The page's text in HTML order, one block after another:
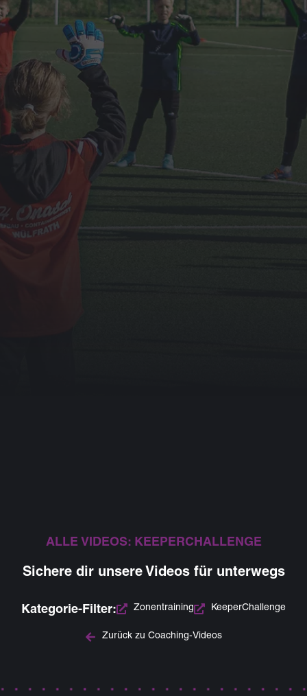
ALLE VIDEOS: KEEPERCHALLENGE
Sichere dir unsere Videos für unterwegs
Kategorie-Filter: Zonentraining KeeperChallenge
Zurück zu Coaching-Videos